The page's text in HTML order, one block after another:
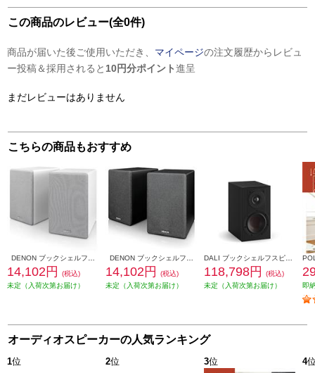
この商品のレビュー(全0件)
商品が届いた後ご使用いただき、 マイページの注文履歴からレビュ
ー投稿＆採用されると 10円分ポイント進呈
まだレビューはありません
こちらの商品もおすすめ
14,102円
(税込)
未定（入荷次第お届け）
14,102円
(税込)
未定（入荷次第お届け）
118,798円
(税込)
未定（入荷次第お届け）
即
オーディオスピーカーの人気ランキング
1位 2位 3位 4